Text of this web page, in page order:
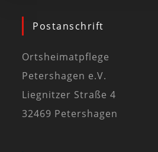
Postanschrift
Ortsheimatpflege
Petershagen e.V.
Liegnitzer Straße 4
32469 Petershagen